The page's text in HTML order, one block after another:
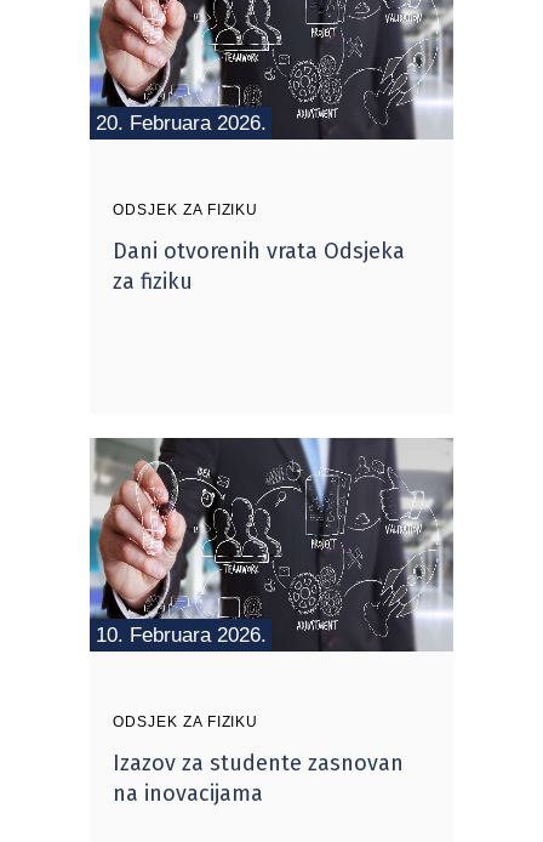
20. Februara 2026.
ODSJEK ZA FIZIKU
Dani otvorenih vrata Odsjeka
za fiziku
10. Februara 2026.
ODSJEK ZA FIZIKU
Izazov za studente zasnovan
na inovacijama